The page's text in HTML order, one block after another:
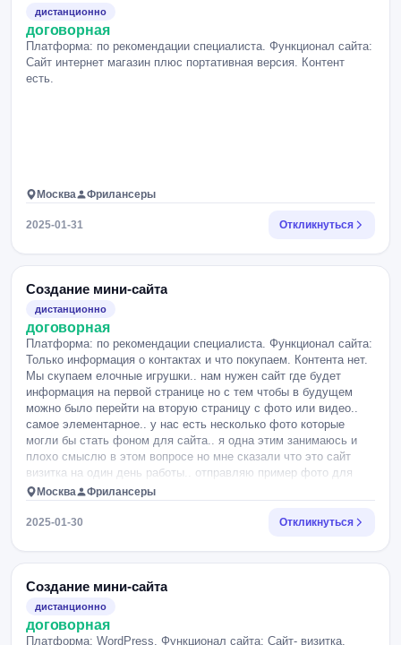
дистанционно
договорная
Платформа: по рекомендации специалиста. Функционал сайта:
Сайт интернет магазин плюс портативная версия. Контент
есть.
Москва Фрилансеры
2025-01-31 Откликнуться
Создание мини-сайта
дистанционно
договорная
Платформа: по рекомендации специалиста. Функционал сайта:
Только информация о контактах и что покупаем. Контента нет.
Мы скупаем елочные игрушки.. нам нужен сайт где будет
информация на первой странице но с тем чтобы в будущем
можно было перейти на вторую страницу с фото или видео..
самое элементарное.. у нас есть несколько фото которые
могли бы стать фоном для сайта.. я одна этим занимаюсь и
плохо смыслю в этом вопросе но мне сказали что это сайт
визитка на один день работы.. отправляю пример фото для
фона..
Москва Фрилансеры
2025-01-30 Откликнуться
Создание мини-сайта
дистанционно
договорная
Платформа: WordPress. Функционал сайта: Сайт- визитка.